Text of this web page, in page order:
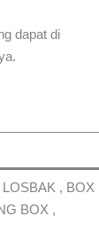
dapat di
, BOX
BOX ,